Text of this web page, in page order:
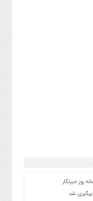
روز خبرنگار
پیگیری شد